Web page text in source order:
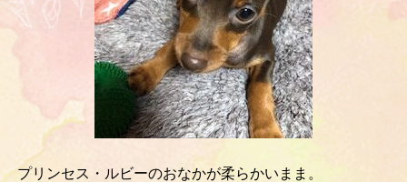
プリンセス・ルビーのおなかが柔らかいまま。